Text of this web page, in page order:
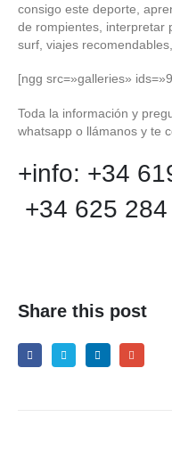
consigo este deporte,
de rompientes, interpretar
surf, viajes
[ngg src=»galleries»
Toda la información y
whatsapp o llámanos y te
+info: +34
+34 625
Share this post